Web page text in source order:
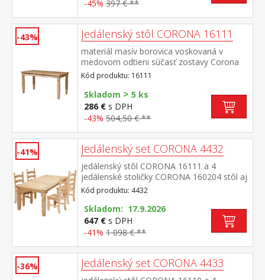
-45% 397 € **
-43% Jedálenský stôl CORONA 16111
materiál masív borovica voskovaná v
medovom odtieni súčasť zostavy Corona
Kód produktu: 16111
Skladom > 5 ks
286 € s DPH
-43% 504,50 € **
-41% Jedálenský set CORONA 4432
jedálenský stôl CORONA 16111 a 4
jedálenské stoličky CORONA 160204 stôl aj
stolička materiál masív borovica voskovaná
v medovom odtieni výška sedu stoličky 46
cm rozmer stola (š/h/v) 92 × 152 × 76 cm
rozmer stoličky (š/h/v) 45 × 50 × 107
cm súčasť zostavy Corona
Kód produktu: 4432
Skladom: 17.9.2026
647 € s DPH
-41% 1 098 € **
-36% Jedálenský set CORONA 4433